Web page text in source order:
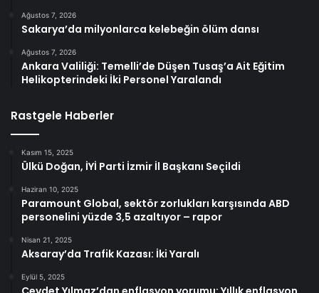
Ağustos 7, 2026
Sakarya’da milyonlarca kelebeğin ölüm dansı
Ağustos 7, 2026
Ankara Valiliği: Temelli’de Düşen Tusaş’a Ait Eğitim
Helikopterindeki İki Personel Yaralandı
Rastgele Haberler
Kasım 15, 2025
Ülkü Doğan, İYİ Parti İzmir İl Başkanı Seçildi
Haziran 10, 2025
Paramount Global, sektör zorlukları karşısında ABD
personelini yüzde 3,5 azaltıyor – rapor
Nisan 21, 2025
Aksaray’da Trafik Kazası: İki Yaralı
Eylül 5, 2025